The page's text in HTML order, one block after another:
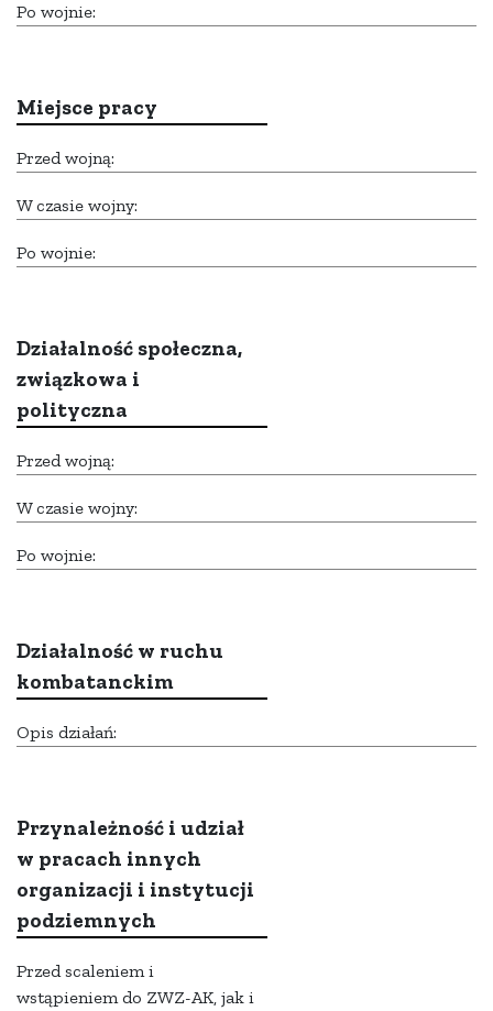
Po wojnie:
Miejsce pracy
Przed wojną:
W czasie wojny:
Po wojnie:
Działalność społeczna,
związkowa i
polityczna
Przed wojną:
W czasie wojny:
Po wojnie:
Działalność w ruchu
kombatanckim
Opis działań:
Przynależność i udział
w pracach innych
organizacji i instytucji
podziemnych
Przed scaleniem i
wstąpieniem do ZWZ-AK, jak i